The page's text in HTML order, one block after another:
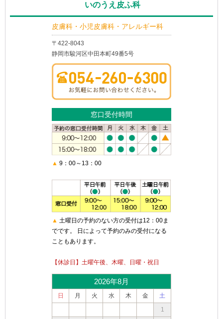
いのうえ皮ふ科
皮膚科・小児皮膚科・アレルギー科
〒422-8043
静岡市駿河区中田本町49番5号
窓口受付時間
▲ 9：00～13：00
▲ 土曜日の予約のない方の受付は12：00ま
でです。 日によって予約のみの受付になる
こともあります。
【休診日】土曜午後、木曜、日曜・祝日
2026年8月
日 月 火 水 木 金
土
1